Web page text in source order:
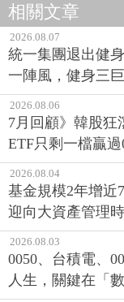
相關文章
2026.08.07
統一集團退出健
一陣風，健身三
2026.08.06
7月回顧》韓股狂
ETF只剩一檔贏過
2026.08.04
基金規模2年增近
迎向大資產管理
2026.08.03
0050、台積電、
人生，關鍵在「數